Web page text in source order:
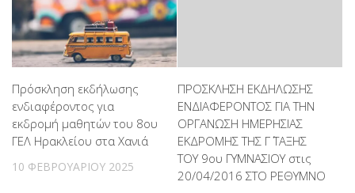
Πρόσκληση εκδήλωσης
ενδιαφέροντος για
εκδρομή μαθητών του 8ου
ΓΕΛ Ηρακλείου στα Χανιά
10 ΦΕΒΡΟΥΑΡΊΟΥ 2025
ΠΡΟΣΚΛΗΣΗ ΕΚΔΗΛΩΣΗΣ
ΕΝΔΙΑΦΕΡΟΝΤΟΣ ΓΙΑ ΤΗΝ
ΟΡΓΑΝΩΣΗ ΗΜΕΡΗΣΙΑΣ
ΕΚΔΡΟΜΗΣ ΤΗΣ Γ΄ ΤΑΞΗΣ
ΤΟΥ 9ου ΓΥΜΝΑΣΙΟΥ στις
20/04/2016 ΣΤΟ ΡΕΘΥΜΝΟ